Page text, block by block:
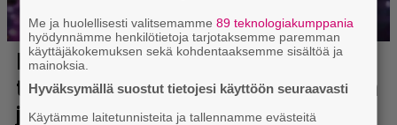
Me ja huolellisesti valitsemamme89 teknologiakumppania
hyödynnämme henkilötietoja tarjotaksemme paremman
käyttäjäkokemuksen sekä kohdentaaksemme sisältöä ja
mainoksia.
Hyväksymällä suostut tietojesi käyttöön seuraavasti
Käytämme laitetunnisteita ja tallennamme evästeitä